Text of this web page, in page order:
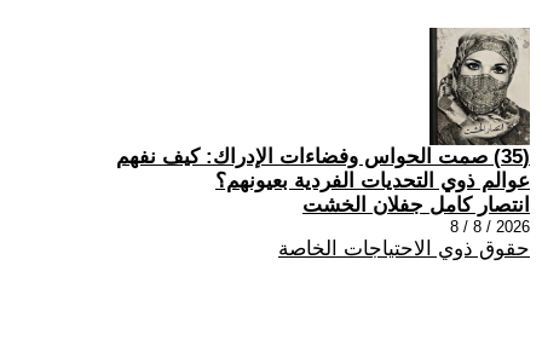
(35) صمت الحواس وفضاءات الإدراك: كيف نفهم
عوالم ذوي التحديات الفردية بعيونهم؟
انتصار كامل جفلان الخشت
2026 / 8 / 8
حقوق ذوي الاحتياجات الخاصة